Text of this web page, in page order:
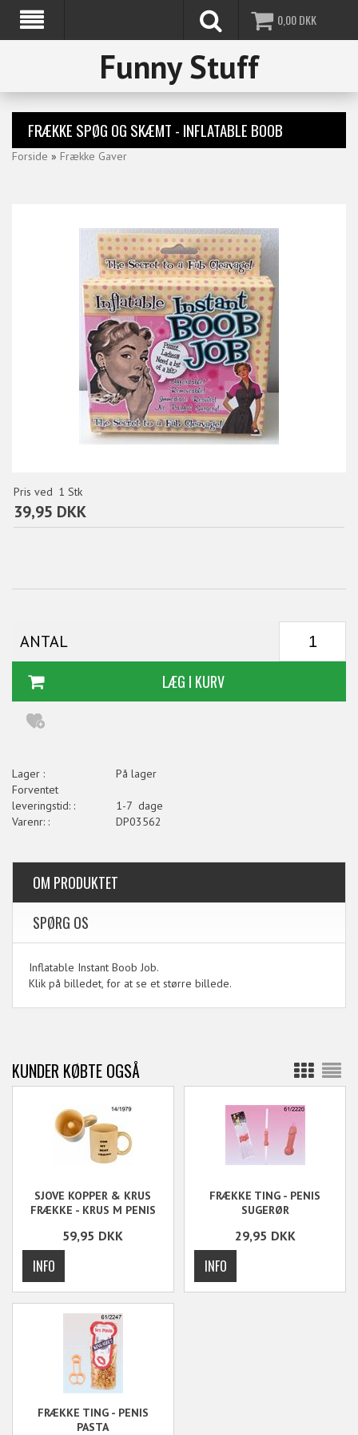
0,00DKK
Funny Stuff
FRÆKKE SPØG OG SKÆMT - INFLATABLE BOOB
Forside » Frække Gaver
Pris ved 1 Stk
39,95 DKK
ANTAL
Lager :
På lager
Forventet
leveringstid: :
1-7 dage
Varenr: :
DP03562
OM PRODUKTET
SPØRG OS
Inflatable Instant Boob Job.
Klik på billedet, for at se et større billede.
KUNDER KØBTE OGSÅ
SJOVE KOPPER & KRUS
FRÆKKE - KRUS M PENIS
59,95 DKK
FRÆKKE TING - PENIS
SUGERØR
29,95 DKK
FRÆKKE TING - PENIS
PASTA